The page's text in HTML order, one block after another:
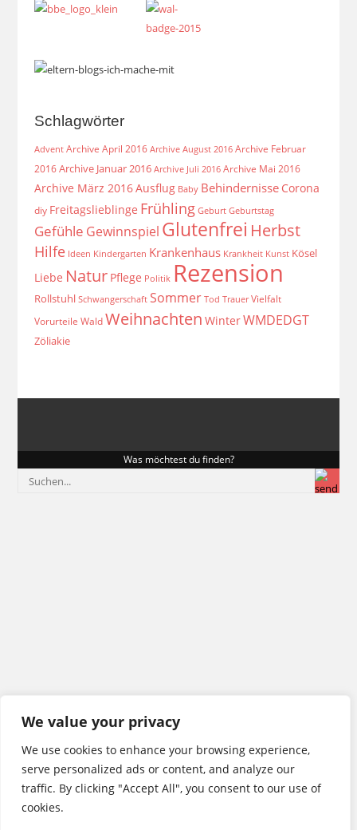
We value your privacy
We use cookies to enhance your browsing experience,
serve personalized ads or content, and analyze our
traffic. By clicking "Accept All", you consent to our use of
cookies.
Schlagwörter
Advent Archive April 2016 Archive August 2016 Archive Februar
2016 Archive Januar 2016 Archive Juli 2016 Archive Mai 2016
Archive März 2016Ausflug Baby Behindernisse Corona
diy Freitagslieblinge Frühling Geburt Geburtstag
Gefühle Gewinnspiel Glutenfrei Herbst
Hilfe Ideen Kindergarten Krankenhaus Krankheit Kunst Kösel
Liebe Natur Pflege Politik Rezension
Rollstuhl Schwangerschaft Sommer Tod Trauer Vielfalt
Vorurteile Wald Weihnachten WinterWMDEDGT
Zöliakie
Was möchtest du finden?